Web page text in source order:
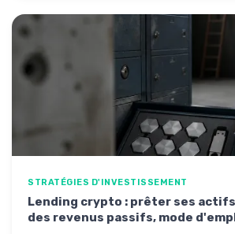
STRATÉGIES D'INVESTISSEMENT
Lending crypto : prêter ses
des revenus passifs, mode